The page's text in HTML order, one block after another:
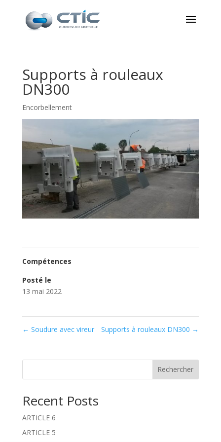
Supports à rouleaux
DN300
Encorbellement
Compétences
Posté le
13 mai 2022
← Soudure avec vireur Supports à rouleaux DN300 →
Rechercher
Recent Posts
ARTICLE 6
ARTICLE 5